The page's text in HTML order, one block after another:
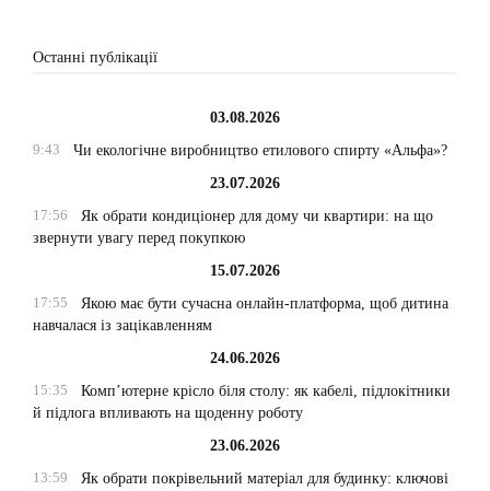
Останні публікації
03.08.2026
9:43
Чи екологічне виробництво етилового спирту «Альфа»?
23.07.2026
17:56
Як обрати кондиціонер для дому чи квартири: на що
звернути увагу перед покупкою
15.07.2026
17:55
Якою має бути сучасна онлайн-платформа, щоб дитина
навчалася із зацікавленням
24.06.2026
15:35
Комп’ютерне крісло біля столу: як кабелі, підлокітники
й підлога впливають на щоденну роботу
23.06.2026
13:59
Як обрати покрівельний матеріал для будинку: ключові